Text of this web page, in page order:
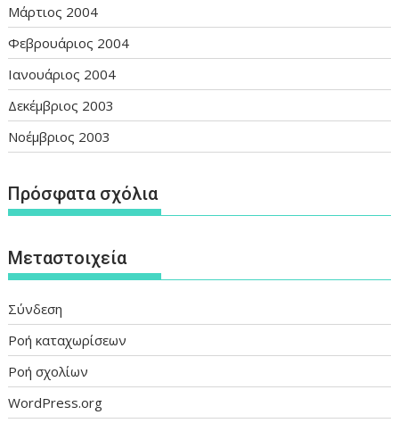
Μάρτιος 2004
Φεβρουάριος 2004
Ιανουάριος 2004
Δεκέμβριος 2003
Νοέμβριος 2003
Πρόσφατα σχόλια
Μεταστοιχεία
Σύνδεση
Ροή καταχωρίσεων
Ροή σχολίων
WordPress.org